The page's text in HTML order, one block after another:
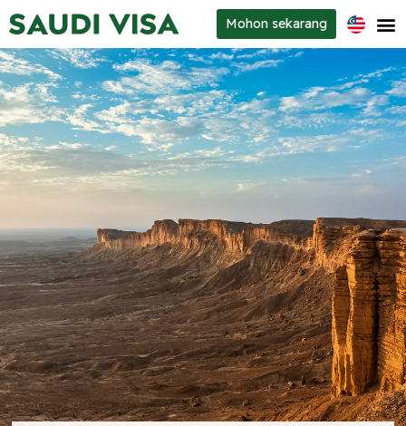
Mohon sekarang
Jenis-jenis visa
Mengenai kami
Maklumat perhubungan